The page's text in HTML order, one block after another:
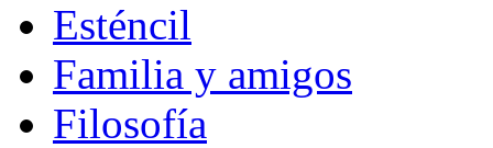
Esténcil
Familia y amigos
Filosofía